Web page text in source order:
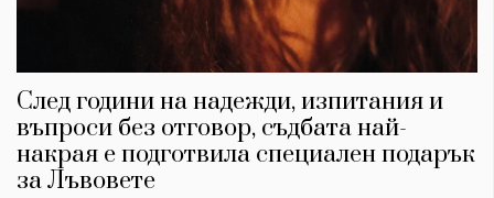
След години на надежди, изпитания и
въпроси без отговор, съдбата най-
накрая е подготвила специален подарък
за Лъвовете